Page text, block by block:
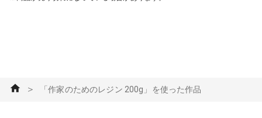
＞ 「作家のためのレジン 200g」を使った作品